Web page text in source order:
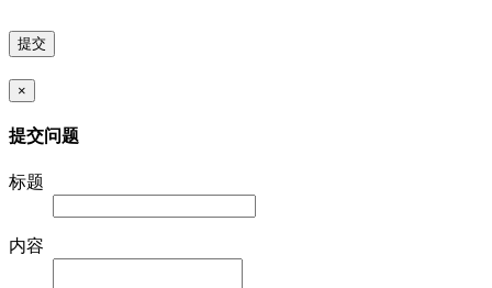
×
提交问题
标题
内容